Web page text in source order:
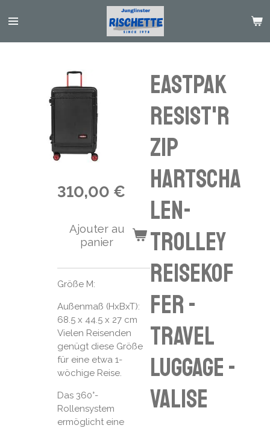
au
Eastpak
RESIST'R
ZIP
Hartscha
len-
Trolley
Reisekof
fer -
travel
luggage -
valise
310,00 €
Ajouter au
panier
Größe M:
Außenmaß (HxBxT):
68.5 x 44.5 x 27 cm
Vielen Reisenden
genügt diese Größe
für eine etwa 1-
wöchige Reise.
Das 360°-
Rollensystem
ermöglicht eine